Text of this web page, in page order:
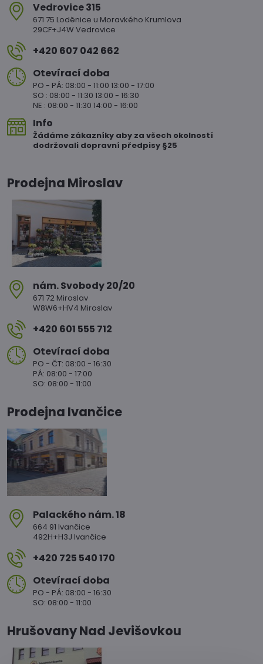
Vedrovice 315
671 75 Loděnice u Moravkého Krumlova
29CF+J4W Vedrovice
+420 607 042 662
Otevírací doba
PO - PÁ: 08:00 - 11:00 13:00 - 17:00
SO : 08:00 - 11:30 13:00 - 16:30
NE : 08:00 - 11:30 14:00 - 16:00
Info
Žádáme zákazníky aby za všech okolností
dodržovali dopravní předpisy §25
Prodejna Miroslav
nám​. Svobody 20/20
671 72 Miroslav
W8W6+HV4 Miroslav
+420 601 555 712
Otevírací doba
PO - ČT: 08:00 - 16:30
PÁ: 08:00 - 17:00
SO: 08:00 - 11:00
Prodejna Ivančice
Palackého nám​. 18
664 91 Ivančice
492H+H3J Ivančice
+420 725 540 170
Otevírací doba
PO - PÁ: 08:00 - 16:30
SO: 08:00 - 11:00
Hrušovany Nad Jevišovkou